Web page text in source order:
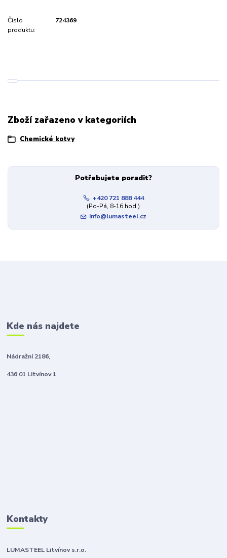
Číslo
produktu:
724369
Zboží zařazeno v kategoriích
Chemické kotvy
Potřebujete poradit?
+420 721 888 444
(Po-Pá, 8-16 hod.)
info@lumasteel.cz
Kde nás najdete
Nádražní 2186,
436 01 Litvínov 1
Kontakty
LUMASTEEL Litvínov s.r.o.